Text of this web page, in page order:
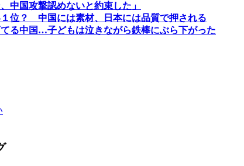
中国攻撃認めないと約束した」
位？ 中国には素材、日本には品質で押される
てる中国…子どもは泣きながら鉄棒にぶら下がった